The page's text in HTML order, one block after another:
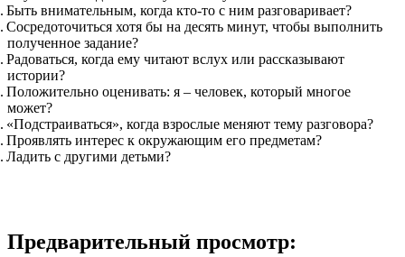
Быть внимательным, когда кто-то с ним разговаривает?
Сосредоточиться хотя бы на десять минут, чтобы выполнить
полученное задание?
Радоваться, когда ему читают вслух или рассказывают
истории?
Положительно оценивать: я – человек, который многое
может?
«Подстраиваться», когда взрослые меняют тему разговора?
Проявлять интерес к окружающим его предметам?
Ладить с другими детьми?
Предварительный просмотр: